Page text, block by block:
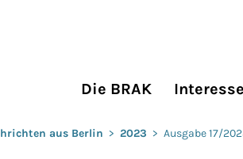
Die BRAK
aus Berlin > 2023 > Ausgabe 17/